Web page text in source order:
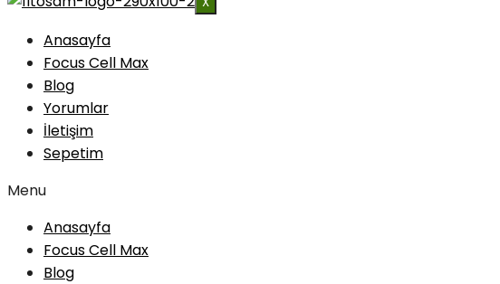
Anasayfa
Focus Cell Max
Blog
Yorumlar
İletişim
Sepetim
Menu
Anasayfa
Focus Cell Max
Blog